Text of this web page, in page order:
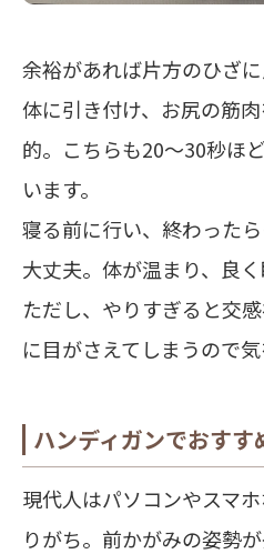
余裕があれば片方のひざ
体に引き付け、お尻の筋
的。こちらも20～30秒ほ
います。
寝る前に行い、終わった
大丈夫。体が温まり、良く
ただし、やりすぎると交
に目がさえてしまうので気
ハンディガンでおす
現代人はパソコンやスマ
りがち。前かがみの姿勢